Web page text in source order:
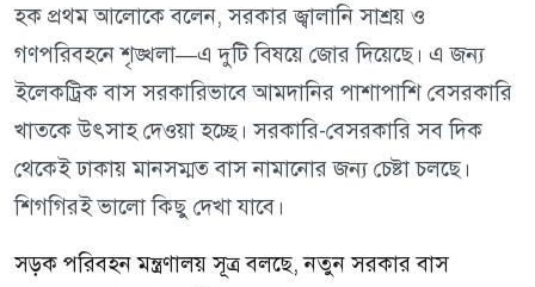
হক প্রথম আলোকে বলেন, সরকার জ্বালানি সাশ্রয় ও
গণপরিবহনে শৃঙ্খলা—এ দুটি বিষয়ে জোর দিয়েছে। এ জন্য
ইলেকট্রিক বাস সরকারিভাবে আমদানির পাশাপাশি বেসরকারি
খাতকে উৎসাহ দেওয়া হচ্ছে। সরকারি-বেসরকারি সব দিক
থেকেই ঢাকায় মানসম্মত বাস নামানোর জন্য চেষ্টা চলছে।
শিগগিরই ভালো কিছু দেখা যাবে।
সড়ক পরিবহন মন্ত্রণালয় সূত্র বলছে, নতুন সরকার বাস